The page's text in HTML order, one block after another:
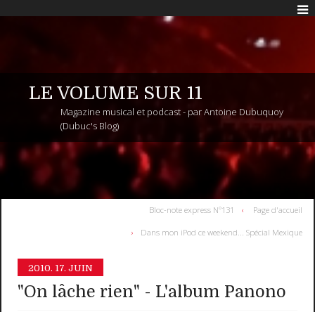
LE VOLUME SUR 11
Magazine musical et podcast - par Antoine Dubuquoy
(Dubuc's Blog)
Bloc-note express N°131 Page d'accueil
Dans mon iPod ce weekend... Spécial Mexique
2010. 17. JUIN
"On lâche rien" - L'album Panono